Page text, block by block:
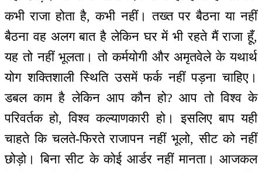
कभी राजा होता है, कभी नहीं। तख्त पर बैठना या नहीं
बैठना वह अलग बात है लेकिन घर में भी रहते मैं राजा हूँ,
यह तो नहीं भूलता। तो कर्मयोगी और अमृतवेले के यथार्थ
योग शक्तिशाली स्थिति उसमें फर्क नहीं पड़ना चाहिए।
डबल काम है लेकिन आप कौन हो? आप तो विश्व के
परिवर्तक हो, विश्व कल्याणकारी हो। इसलिए बाप यही
चाहते कि चलते-फिरते राजापन नहीं भूलो, सीट को नहीं
छोड़ो। बिना सीट के कोई आर्डर नहीं मानता। आजकल